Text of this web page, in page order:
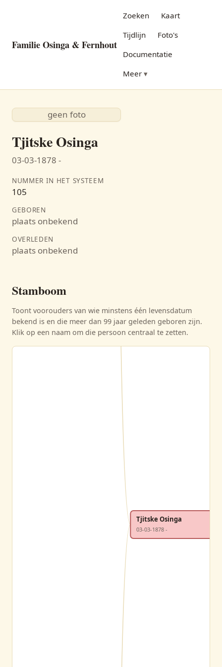
Familie Osinga & Fernhout
Zoeken
Kaart
Tijdlijn
Foto's
Documentatie
Meer
geen foto
Tjitske Osinga
03-03-1878 -
NUMMER IN HET SYSTEEM
105
GEBOREN
plaats onbekend
OVERLEDEN
plaats onbekend
Stamboom
Toont voorouders van wie minstens één levensdatum
bekend is en die meer dan 99 jaar geleden geboren zijn.
Klik op een naam om die persoon centraal te zetten.
Tjitske Osinga
03-03-1878 -